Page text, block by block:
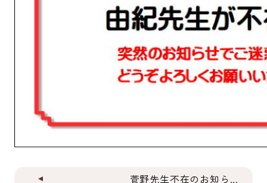
菅野先生不在のお知ら...